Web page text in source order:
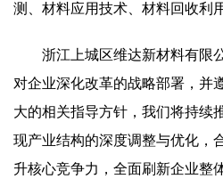
测、材料应用技术、材料回收利
浙江上城区维达新材料有限
对企业深化改革的战略部署，并
大的相关指导方针，我们将持续
现产业结构的深度调整与优化，
升核心竞争力，全面刷新企业整